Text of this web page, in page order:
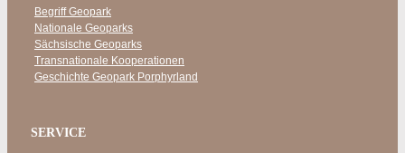
Begriff Geopark
Nationale Geoparks
Sächsische Geoparks
Transnationale Kooperationen
Geschichte Geopark Porphyrland
SERVICE